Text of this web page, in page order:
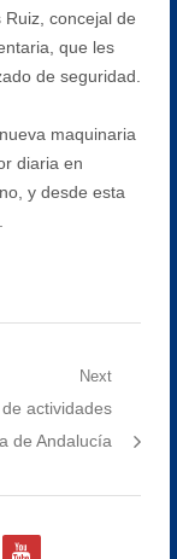
concejal de
que les
de seguridad.
maquinaria
diaria en
y desde esta
Next
actividades
de Andalucía
youtube